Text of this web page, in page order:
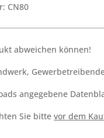
CN80
abweichen können!
angegebene
Sie bitte vor dem